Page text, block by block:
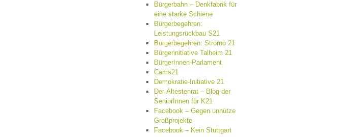
Bürgerbahn – Denkfabrik für
eine starke Schiene
Bürgerbegehren:
Leistungsrückbau S21
Bürgerbegehren: Strorno 21
Bürgerinitiative Talheim 21
BürgerInnen-Parlament
Cams21
Demokratie-Initiative 21
Der Ältestenrat – Blog der
SeniorInnen für K21
Facebook – Gegen unnütze
Großprojekte
Facebook – Kein Stuttgart